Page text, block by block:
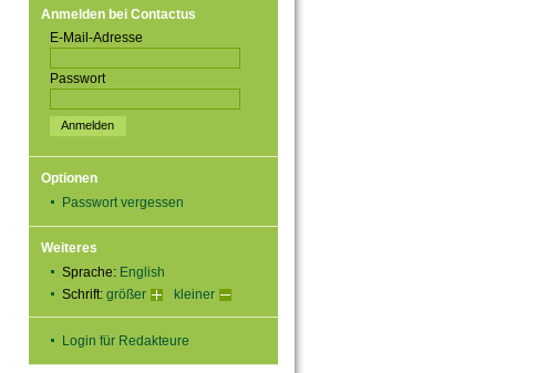
Anmelden bei Contactus
E-Mail-Adresse
Passwort
Optionen
Passwort vergessen
Weiteres
Sprache: English
Schrift: größer kleiner
Login für Redakteure